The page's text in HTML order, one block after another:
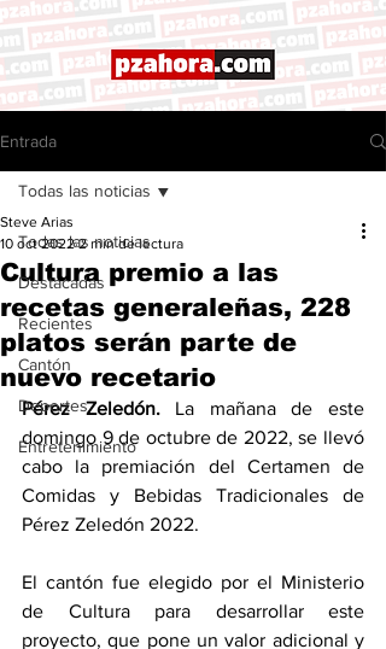
Entrada
Todas las noticias
Destacadas
Recientes
Cantón
Deportes
Entretenimiento
Todas las noticias
Cultura premio a las
recetas generaleñas, 228
platos serán parte de
nuevo recetario
Steve Arias
10 oct 2022 2 min de lectura
Pérez Zeledón. La mañana de este
domingo 9 de octubre de 2022, se llevó
cabo la premiación del Certamen de
Comidas y Bebidas Tradicionales de
Pérez Zeledón 2022.
El cantón fue elegido por el Ministerio
de Cultura para desarrollar este
proyecto, que pone un valor adicional y